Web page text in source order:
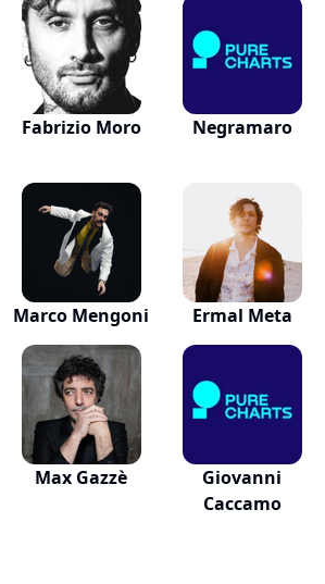
Fabrizio Moro Negramaro
Marco Mengoni Ermal Meta
Max Gazzè
Giovanni
Caccamo